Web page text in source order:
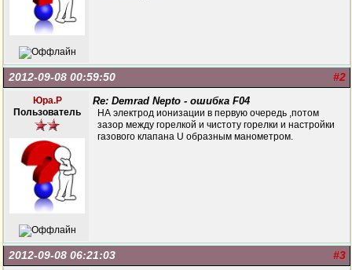
#2
2012-09-08 00:59:50
Юра.Р
Пользователь
Re: Demrad Nepto - ошибка F04
НА электрод ионизации в первую очередь ,потом
зазор между горелкой и чистоту горелки и настройки
газового клапана U образным манометром.
#3
2012-09-08 06:21:03